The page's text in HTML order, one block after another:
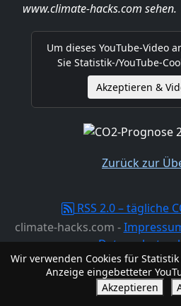
www.climate-hacks.com sehen.
Um dieses YouTube-Video
Sie Statistik-/YouTube-
Akzeptieren &
Zurück zur
RSS 2.0 – tägliche
climate-hacks.com -
Wir verwenden Cookies für
Anzeige eingebetteter
Akzeptieren